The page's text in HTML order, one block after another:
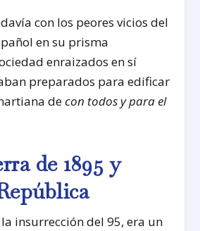
con los peores vicios del
en su prisma
enraizados en sí
preparados para edificar
decon todos y para el
de 1895 y
insurrección del 95, era un